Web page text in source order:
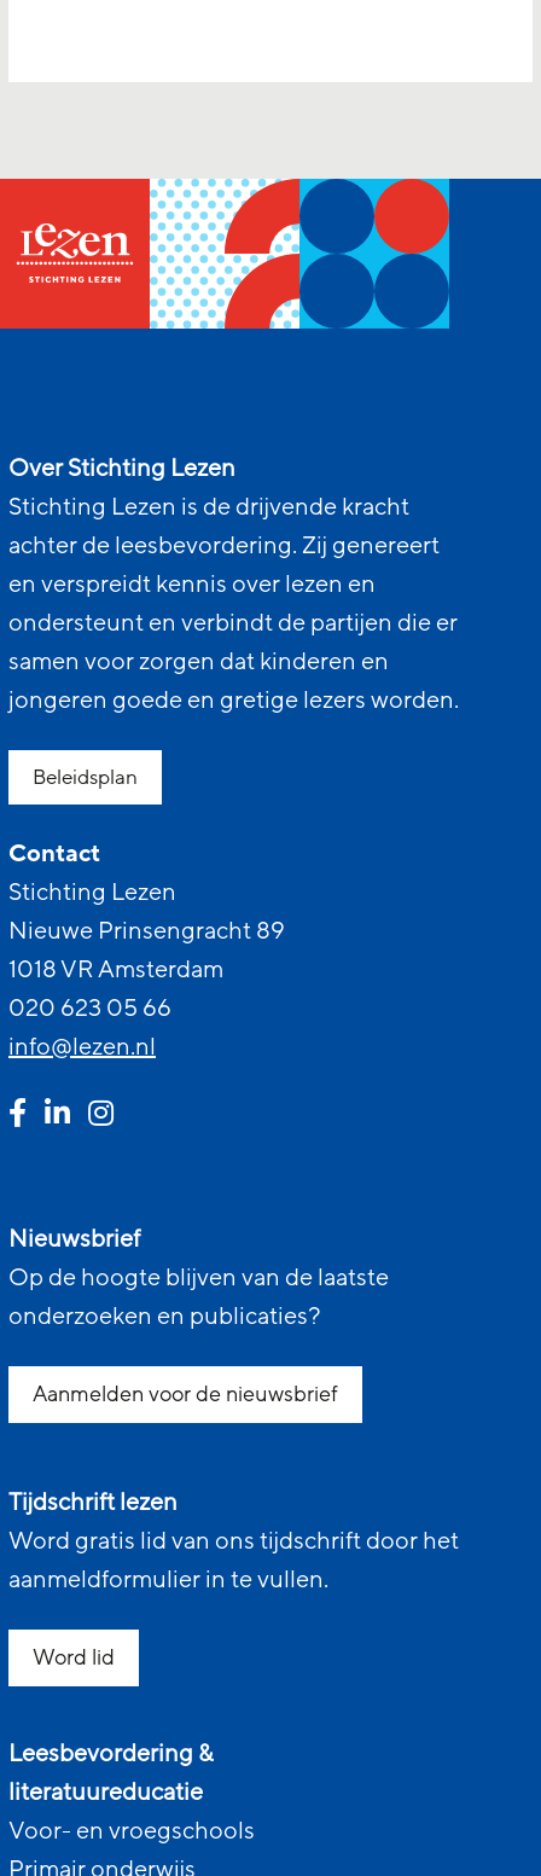
Over Stichting Lezen
Stichting Lezen is de drijvende kracht
achter de leesbevordering. Zij genereert
en verspreidt kennis over lezen en
ondersteunt en verbindt de partijen die er
samen voor zorgen dat kinderen en
jongeren goede en gretige lezers worden.
Beleidsplan
Contact
Stichting Lezen
Nieuwe Prinsengracht 89
1018 VR Amsterdam
020 623 05 66
info@lezen.nl
Nieuwsbrief
Op de hoogte blijven van de laatste
onderzoeken en publicaties?
Aanmelden voor de nieuwsbrief
Tijdschrift lezen
Word gratis lid van ons tijdschrift door het
aanmeldformulier in te vullen.
Word lid
Leesbevordering &
literatuureducatie
Voor- en vroegschools